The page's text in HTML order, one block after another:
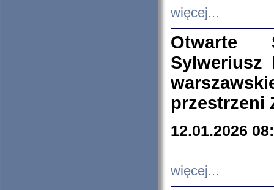
więcej...
Otwarte
Sylweriusz
przestrzeni
12.01.2026
więcej...